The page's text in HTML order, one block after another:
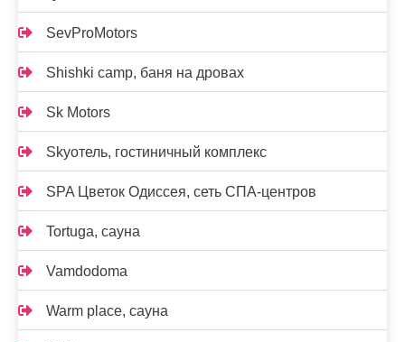
SevProMotors
Shishki camp, баня на дровах
Sk Motors
Skyотель, гостиничный комплекс
SPA Цветок Одиссея, сеть СПА-центров
Tortuga, сауна
Vamdodoma
Warm place, сауна